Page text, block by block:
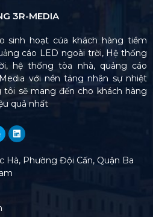
3R-MEDIA
sinh hoạt của khách hàng tiềm
cáo LED ngoài trời, Hệ thống
hệ thống tòa nhà, quảng cáo
với nền tảng nhân sự nhiệt
tôi sẽ mang đến cho khách hàng
quả nhất
Hà, Phường Đội Cấn, Quận Ba